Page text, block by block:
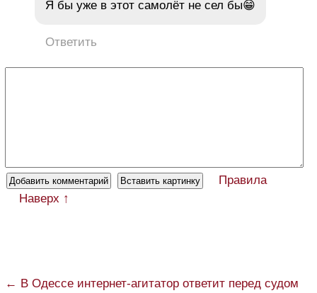
Я бы уже в этот самолёт не сел бы😁
Ответить
Правила
Наверх ↑
← В Одессе интернет-агитатор ответит перед судом